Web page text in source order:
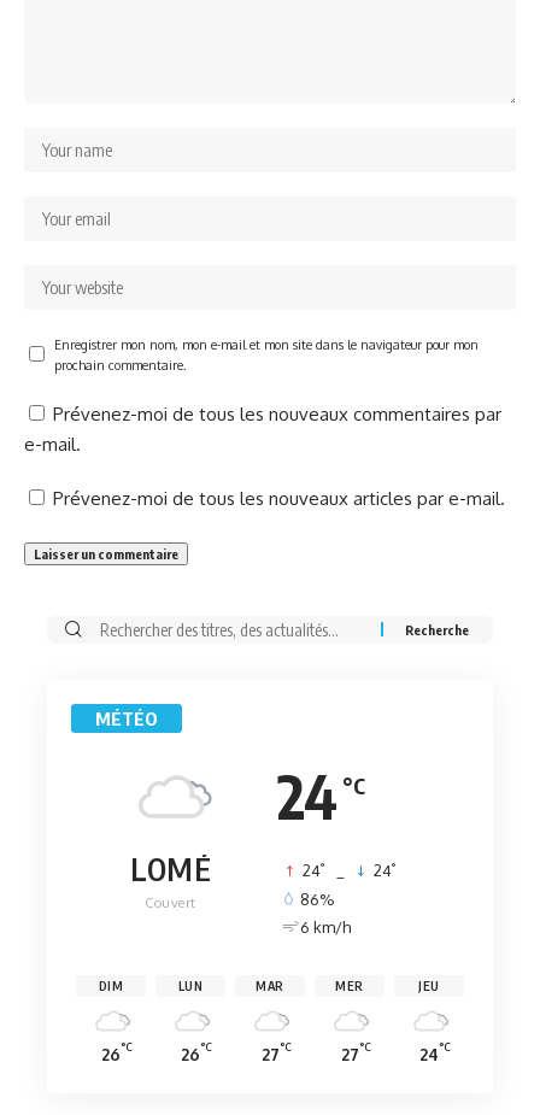
Enregistrer mon nom, mon e-mail et mon site dans le navigateur pour mon
prochain commentaire.
Prévenez-moi de tous les nouveaux commentaires par
e-mail.
Prévenez-moi de tous les nouveaux articles par e-mail.
Rechercher:
MÉTÉO
24 °C
LOMÉ
Couvert
24° 24°
86%
6 km/h
DIM
26°C
LUN
26°C
MAR
27°C
MER
27°C
JEU
24°C